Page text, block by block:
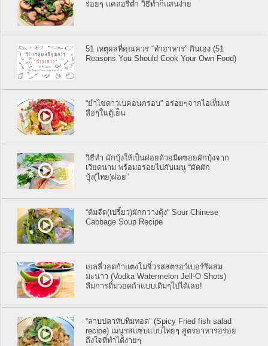
ร่อยๆ แคลอรีต่ำ วิธีทำก็แสนง่าย
51 เหตุผลที่คุณควร “ทำอาหาร” กินเอง (51
Reasons You Should Cook Your Own Food)
“ยำไข่ดาวเบคอนกรอบ” อร่อยๆจากไอเท็มเห
ลือๆในตู้เย็น
วิธีทำ ผักบุ้งให้เป็นฝอยด้วยมีดซอยผักบุ้งจาก
เวียดนาม พร้อมอร่อยไปกับเมนู “ผัดผัก
บุ้ง(ไทย)ฝอย”
“ต้มจืด(เปรี้ยว)ผักกวางตุ้ง” Sour Chinese
Cabbage Soup Recipe
เยลลี่วอดก้าแตงโมจิ๋วรสสตรอว์เบอร์รีผสม
มะนาว (Vodka Watermelon Jell-O Shots)
ลืมการดื่มวอดก้าแบบเดิมๆไปได้เลย!
“ลาบปลาทับทิมทอด” (Spicy Fried fish salad
recipe) เมนูรสแซ่บแบบไทยๆ สูตรอาหารอร่อย
ถึงใจที่ทำได้ง่ายๆ